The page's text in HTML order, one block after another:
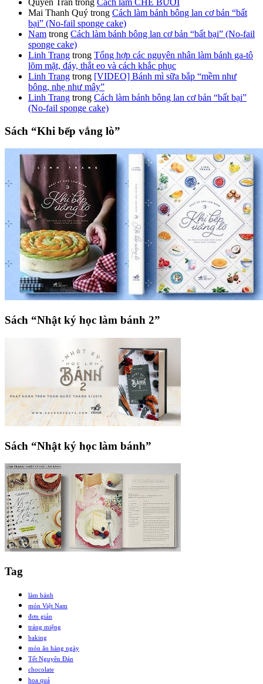
Quyên Trần trong Cách làm CHÈ BƯỞI
Mai Thanh Quý trong Cách làm bánh bông lan cơ bản “bất
bại” (No-fail sponge cake)
Nam trong Cách làm bánh bông lan cơ bản “bất bại” (No-fail
sponge cake)
Linh Trang trong Tổng hợp các nguyên nhân làm bánh ga-tô
lõm mặt, đáy, thắt eo và cách khắc phục
Linh Trang trong [VIDEO] Bánh mì sữa bắp “mềm như
bông, nhẹ như mây”
Linh Trang trong Cách làm bánh bông lan cơ bản “bất bại”
(No-fail sponge cake)
Sách “Khi bếp vắng lò”
Sách “Nhật ký học làm bánh 2”
Sách “Nhật ký học làm bánh”
Tag
làm bánh
món Việt Nam
đơn giản
tráng miệng
baking
món ăn hàng ngày
Tết Nguyên Đán
chocolate
hoa quả